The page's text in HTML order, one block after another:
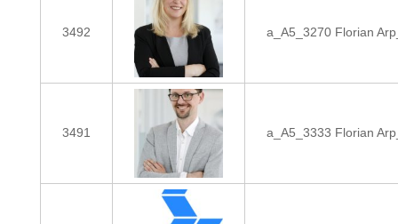
3492 a_A5_3270 Florian
3491 a_A5_3333 Florian